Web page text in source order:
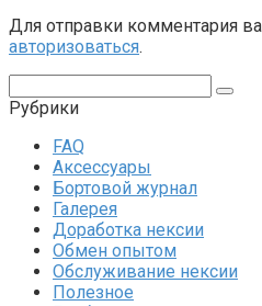
Для отправки комментария
авторизоваться.
Рубрики
FAQ
Аксессуары
Бортовой журнал
Галерея
Доработка нексии
Обмен опытом
Обслуживание нексии
Полезное